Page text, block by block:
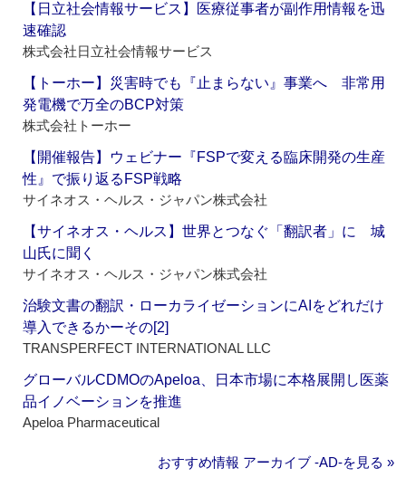
【日立社会情報サービス】医療従事者が副作用情報を迅
速確認
株式会社日立社会情報サービス
【トーホー】災害時でも『止まらない』事業へ 非常用
発電機で万全のBCP対策
株式会社トーホー
【開催報告】ウェビナー『FSPで変える臨床開発の生産
性』で振り返るFSP戦略
サイネオス・ヘルス・ジャパン株式会社
【サイネオス・ヘルス】世界とつなぐ「翻訳者」に 城
山氏に聞く
サイネオス・ヘルス・ジャパン株式会社
治験文書の翻訳・ローカライゼーションにAIをどれだけ
導入できるかーその[2]
TRANSPERFECT INTERNATIONAL LLC
グローバルCDMOのApeloa、日本市場に本格展開し医薬
品イノベーションを推進
Apeloa Pharmaceutical
おすすめ情報 アーカイブ ‐AD‐を見る »